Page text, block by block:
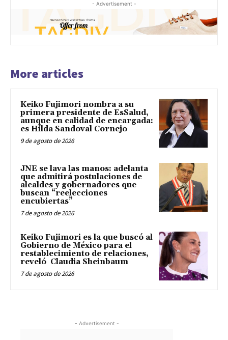
- Advertisement -
More articles
Keiko Fujimori nombra a su
primera presidente de EsSalud,
aunque en calidad de encargada:
es Hilda Sandoval Cornejo
9 de agosto de 2026
JNE se lava las manos: adelanta
que admitirá postulaciones de
alcaldes y gobernadores que
buscan “reelecciones
encubiertas”
7 de agosto de 2026
Keiko Fujimori es la que buscó al
Gobierno de México para el
restablecimiento de relaciones,
reveló Claudia Sheinbaum
7 de agosto de 2026
- Advertisement -